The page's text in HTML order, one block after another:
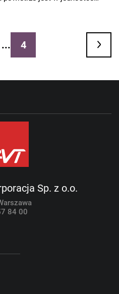
wirowy i kierowane ku dołowi.
... 4
Sp. z o.o.
84 00